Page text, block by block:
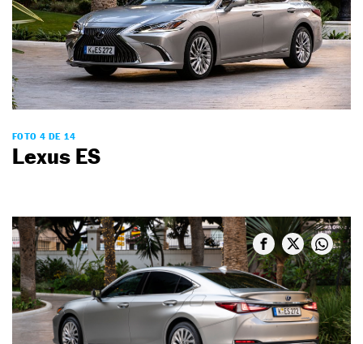
FOTO 4 DE 14
Lexus ES